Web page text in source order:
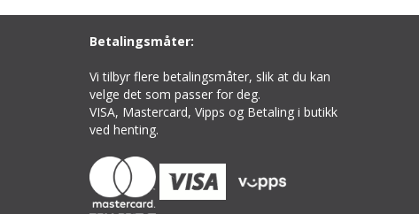
Betalingsmåter:
Vi tilbyr flere betalingsmåter, slik at du kan
velge det som passer for deg.
VISA, Mastercard, Vipps og Betaling i butikk
ved henting.